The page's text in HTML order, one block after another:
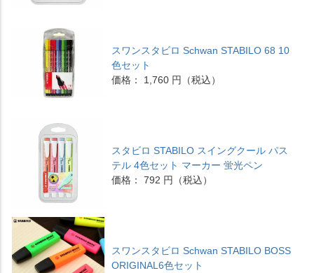
スワンスタビロ Schwan STABILO 68 10
色セット
価格： 1,760 円（税込）
スタビロ STABILO スイングクール パス
テル 4色セット マーカー 蛍光ペン
価格： 792 円（税込）
スワンスタビロ Schwan STABILO BOSS
ORIGINAL6色セット